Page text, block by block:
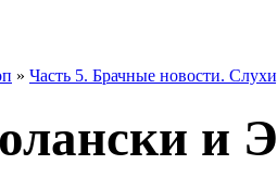
» Часть 5. Брачные новости.
и